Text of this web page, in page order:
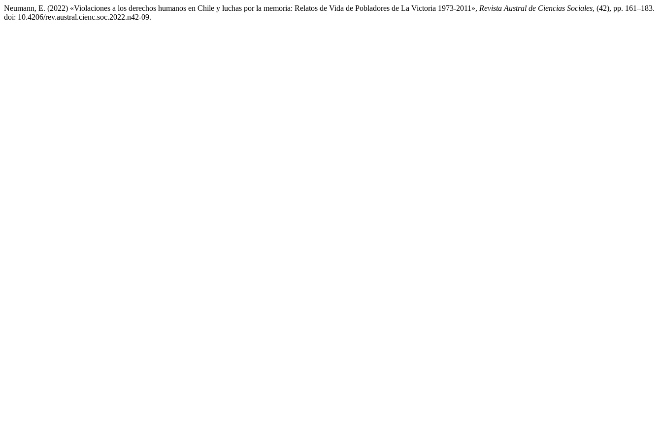
Neumann, E. (2022) «Violaciones a los derechos humanos en Chile y luchas por la memoria: Relatos de Vida de Pobladores de La Victoria 1973-2011», Revista Austral de Ciencias Sociales, (42), pp. 161–183.
doi: 10.4206/rev.austral.cienc.soc.2022.n42-09.